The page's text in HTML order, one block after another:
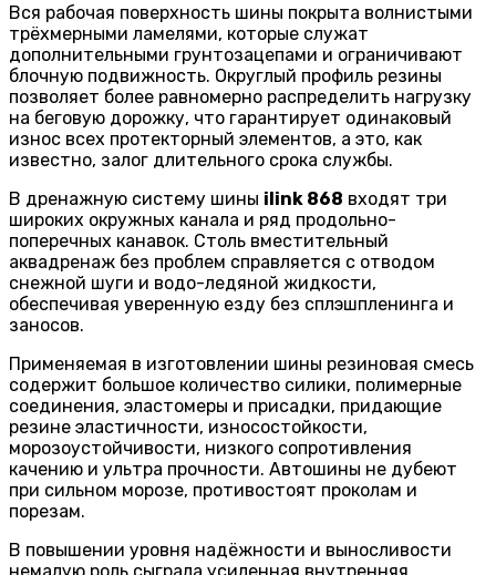
Вся рабочая поверхность шины покрыта волнистыми
трёхмерными ламелями, которые служат
дополнительными грунтозацепами и ограничивают
блочную подвижность. Округлый профиль резины
позволяет более равномерно распределить нагрузку
на беговую дорожку, что гарантирует одинаковый
износ всех протекторный элементов, а это, как
известно, залог длительного срока службы.
В дренажную систему шины ilink 868 входят три
широких окружных канала и ряд продольно-
поперечных канавок. Столь вместительный
аквадренаж без проблем справляется с отводом
снежной шуги и водо-ледяной жидкости,
обеспечивая уверенную езду без сплэшпленинга и
заносов.
Применяемая в изготовлении шины резиновая смесь
содержит большое количество силики, полимерные
соединения, эластомеры и присадки, придающие
резине эластичности, износостойкости,
морозоустойчивости, низкого сопротивления
качению и ультра прочности. Автошины не дубеют
при сильном морозе, противостоят проколам и
порезам.
В повышении уровня надёжности и выносливости
немалую роль сыграла усиленная внутренняя